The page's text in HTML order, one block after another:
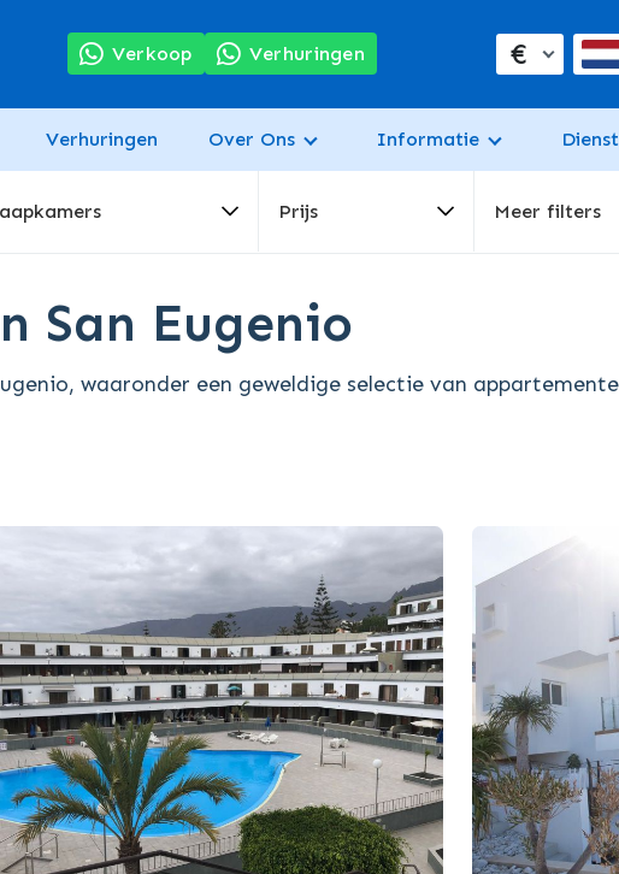
Verkoop Verhuringen €
Verhuringen Over Ons Informatie
Prijs Meer filters
San Eugenio
waaronder een geweldige selectie van